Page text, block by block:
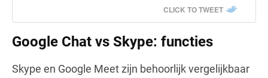
CLICK TO TWEET
Google Chat vs Skype: functies
Skype en Google Meet zijn behoorlijk vergelijkbaar